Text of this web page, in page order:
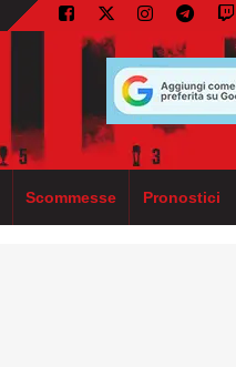
Scommesse Pronostici